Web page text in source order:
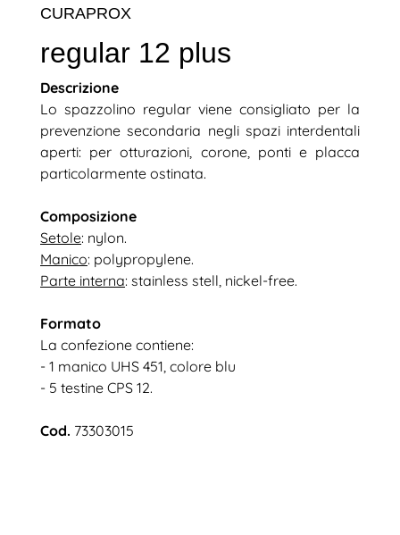
CURAPROX
regular 12 plus
Descrizione
Lo spazzolino regular viene consigliato per la
prevenzione secondaria negli spazi interdentali
aperti: per otturazioni, corone, ponti e placca
particolarmente ostinata.
Composizione
Setole: nylon.
Manico: polypropylene.
Parte interna: stainless stell, nickel-free.
Formato
La confezione contiene:
- 1 manico UHS 451, colore blu
- 5 testine CPS 12.
Cod. 73303015